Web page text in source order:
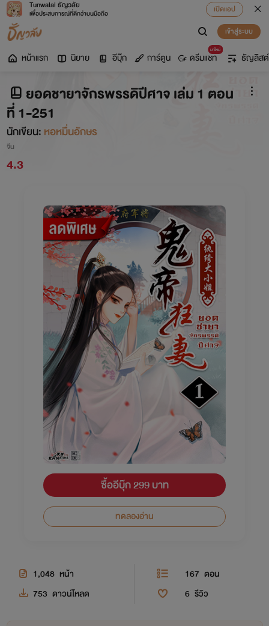
Tunwalai ธัญวลัย
เพื่อประสบการณ์ที่ดีกว่าบนมือถือ
เปิดแอป
เข้าสู่ระบบ
หน้าแรก นิยาย อีบุ๊ก การ์ตูน
มาใหม่
ดรีมแชท ธัญลิสต์
ยอดชายาจักรพรรดิปีศาจ เล่ม 1 ตอน
ที่ 1-251
นักเขียน: หอหมื่นอักษร
จีน
4.3
ซื้ออีบุ๊ก 299 บาท
ทดลองอ่าน
1,048 หน้า 167 ตอน
753 ดาวน์โหลด 6 รีวิว